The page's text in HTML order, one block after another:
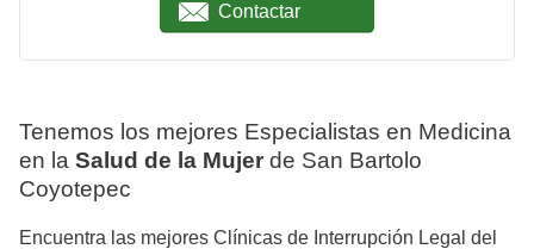
Contactar
Tenemos los mejores Especialistas en Medicina
en la Salud de la Mujer de San Bartolo
Coyotepec
Encuentra las mejores Clínicas de Interrupción Legal del